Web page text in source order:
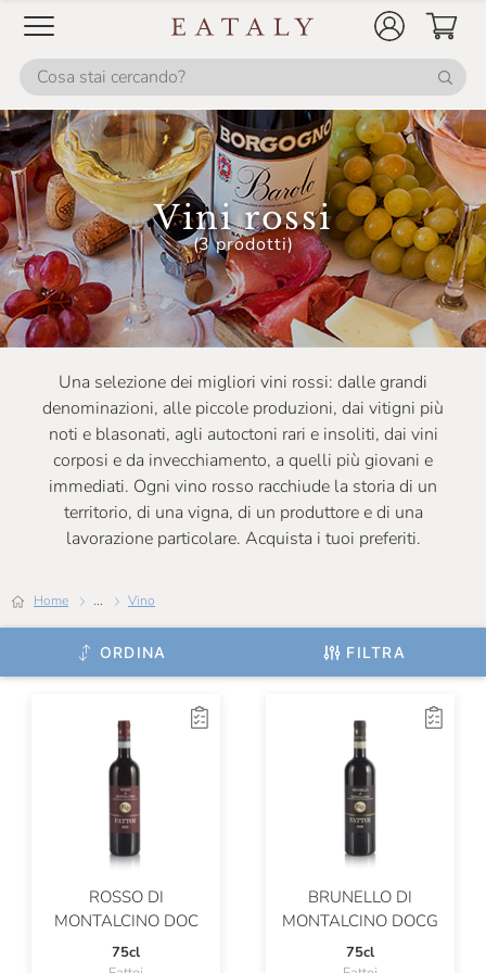
Vini rossi
(3 prodotti)
Una selezione dei migliori vini rossi: dalle grandi
denominazioni, alle piccole produzioni, dai vitigni più
noti e blasonati, agli autoctoni rari e insoliti, dai vini
corposi e da invecchiamento, a quelli più giovani e
immediati. Ogni vino rosso racchiude la storia di un
territorio, di una vigna, di un produttore e di una
lavorazione particolare. Acquista i tuoi preferiti.
Home ... Vino
ORDINA FILTRA
Certosa Di Belriguardo
Chateau De Roquefort
Chateau Musar
Chiarli
Cincinnato
Ciolli
Claudio Cipressi
Clerico
Cleto Chiarli
ColleMassari
Colombaio Santa Chiara
Colombaio Di Cencio
Contini
Contrada Di Sorano
Cooperativa Agricola La Collina
Corte Giara
Croci
David Duband
ROSSO DI
MONTALCINO DOC
75cl
BRUNELLO DI
MONTALCINO DOCG
75cl